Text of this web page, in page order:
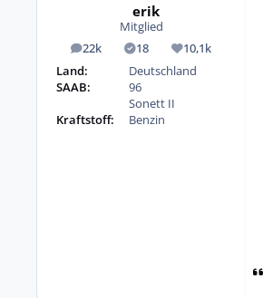
erik
Mitglied
22k
Beiträge 18
Lösungen10,1k
Reputation
Land:
Deutschland
SAAB:
96
Sonett II
Kraftstoff:
Benzin